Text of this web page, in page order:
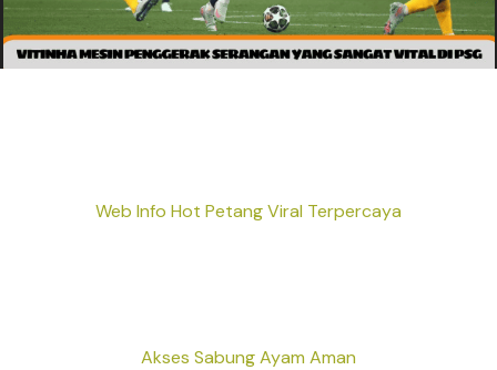
Web Info Hot Petang Viral Terpercaya
Akses Sabung Ayam Aman